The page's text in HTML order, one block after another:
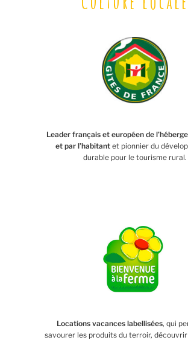
Leader français et européen de
et par l’habitant et pionnier du
durable pour le tourisme rural.
Locations vacances labellisées, qui
savourer les produits du terroir,